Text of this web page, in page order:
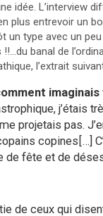
idée. L’interview
plus entrevoir un
un type avec un
banal de
l’extrait
j’étais
projetais pas.
copines[…]
de fête et de
de ceux qui